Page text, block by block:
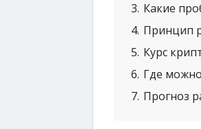
3 Какие
4 Принцип
5 Курс
6 Где
7 Прогноз